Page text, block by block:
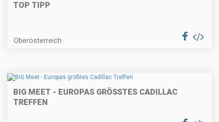
TOP TIPP
Oberösterreich
BIG MEET - EUROPAS GRÖSSTES CADILLAC T
REFFEN